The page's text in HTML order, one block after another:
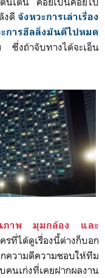
งดี จังหวะการเล่าเรื่อง
การฮีลลิ่งมันดีไปหมด
ซึ่งถ้าจับทางได้จะเอ็น
าพ มุมกล้อง และ
ครที่ได้ดูเรื่องนี้ต่างก็บอก
ความดีความชอบให้ทีม
เก่งที่เคยฝากผลงาน